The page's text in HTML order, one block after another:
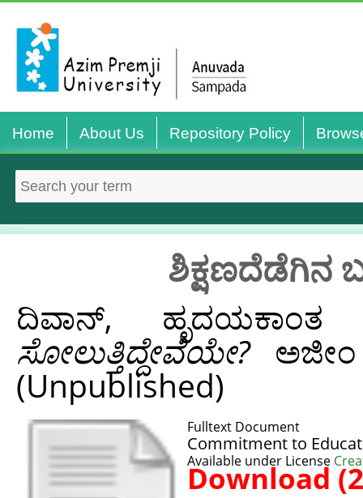
Home About Us Repository Policy
ಶಿಕ್ಷಣದೆಡೆಗಿನ
ದಿವಾನ್, ಹೃದಯಕಾಂತ
ಸೋಲುತ್ತಿದ್ದೇವೆಯೇ?ಅಜೀಂ
(Unpublished)
Fulltext Document
Commitment to
Available under License
Download